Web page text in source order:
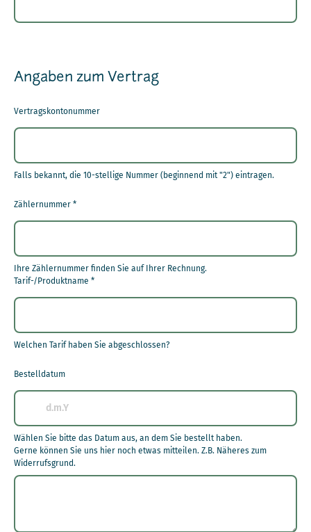
Angaben zum Vertrag
Vertragskontonummer
Falls bekannt, die 10-stellige Nummer (beginnend mit "2") eintragen.
Zählernummer *
Ihre Zählernummer finden Sie auf Ihrer Rechnung.
Tarif-/Produktname *
Welchen Tarif haben Sie abgeschlossen?
Bestelldatum
Wählen Sie bitte das Datum aus, an dem Sie bestellt haben.
Gerne können Sie uns hier noch etwas mitteilen. Z.B. Näheres zum
Widerrufsgrund.